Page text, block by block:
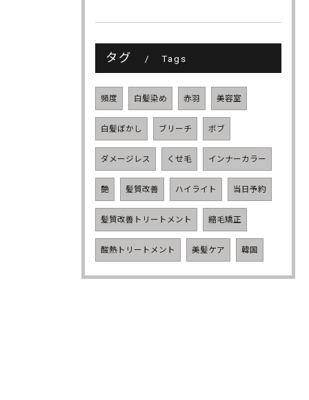
タグ Tags
頻度 白髪染め 赤羽 美容室
白髪ぼかし ブリーチ ボブ
ダメージレス くせ毛 インナーカラー
艶 髪質改善 ハイライト 当日予約
髪質改善トリートメント 縮毛矯正
酸熱トリートメント 美髪ケア 韓国